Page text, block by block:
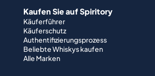
Kaufen Sie auf Spiritory
Käuferführer
Käuferschutz
Authentifizierungsprozess
Beliebte Whiskys kaufen
Alle Marken